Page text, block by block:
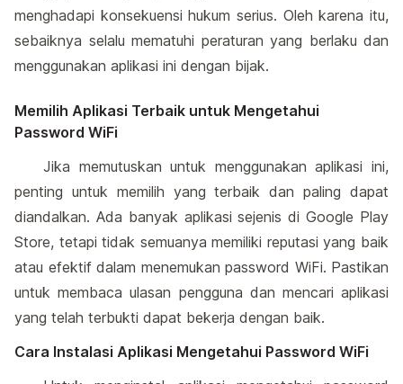
menghadapi konsekuensi hukum serius. Oleh karena itu,
sebaiknya selalu mematuhi peraturan yang berlaku dan
menggunakan aplikasi ini dengan bijak.
Memilih Aplikasi Terbaik untuk Mengetahui
Password WiFi
Jika memutuskan untuk menggunakan aplikasi ini,
penting untuk memilih yang terbaik dan paling dapat
diandalkan. Ada banyak aplikasi sejenis di Google Play
Store, tetapi tidak semuanya memiliki reputasi yang baik
atau efektif dalam menemukan password WiFi. Pastikan
untuk membaca ulasan pengguna dan mencari aplikasi
yang telah terbukti dapat bekerja dengan baik.
Cara Instalasi Aplikasi Mengetahui Password WiFi